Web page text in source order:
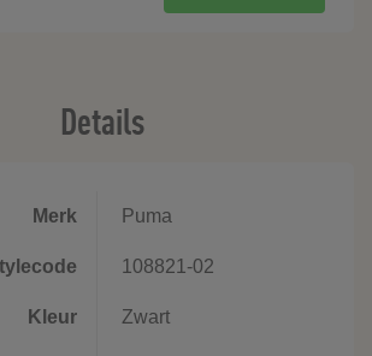
Details
Merk Puma
108821-02
Kleur Zwart